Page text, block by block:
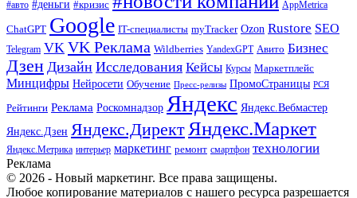
#авто #деньги #кризис AppMetrica
ChatGPT Google IT-специалисты myTracker Ozon Rustore SEO
Telegram VK VK Реклама Wildberries YandexGPT Авито Бизнес
Дзен Дизайн Исследования Кейсы Курсы Маркетплейс
Минцифры Нейросети Обучение Пресс-релизы ПромоСтраницы РСЯ
Рейтинги Реклама Роскомнадзор Яндекс Яндекс.Вебмастер
Яндекс.Дзен Яндекс.ДиректЯндекс.Маркет
Яндекс.Метрика интерьер маркетинг ремонт смартфон технологии
Реклама
© 2026 - Новый маркетинг. Все права защищены.
Любое копирование материалов с нашего ресурса разрешается